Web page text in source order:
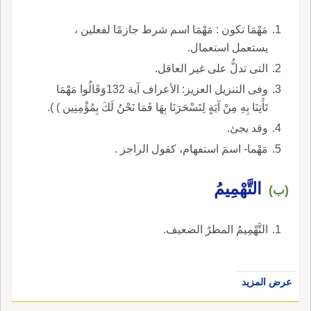
مَهْمَا تكون : مَهْمَا اسم شرط جازمًا لفعلين ،
يستعمل استعمال.
التى تدلُّ على غير العاقل.
وفى التنزيل العزيز: الأعراف آية 132وَقَالُوا مَهْمَا
تَأَتِنَا بِهِ مِنْ آيَةٍ لِتَسْحَرَنَا بِهَا فَمَا نَحْنُ لَكَ بِمُؤْمِنِين ) ).
وقد يجئ.
مَهْما- اسمَ استفهام، كقول الراجز .
(ب) التَّهْمِيمُ
التَّهْمِيمُ المطرُ الضعيف.
عرض المزيد